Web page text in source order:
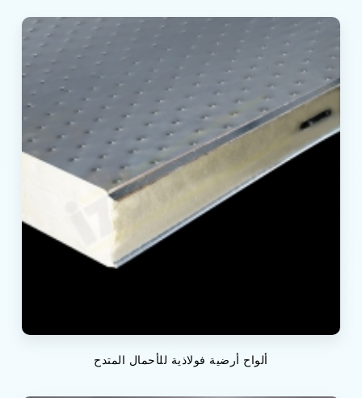
ألواح أرضية فولاذية للأحمال المتدح